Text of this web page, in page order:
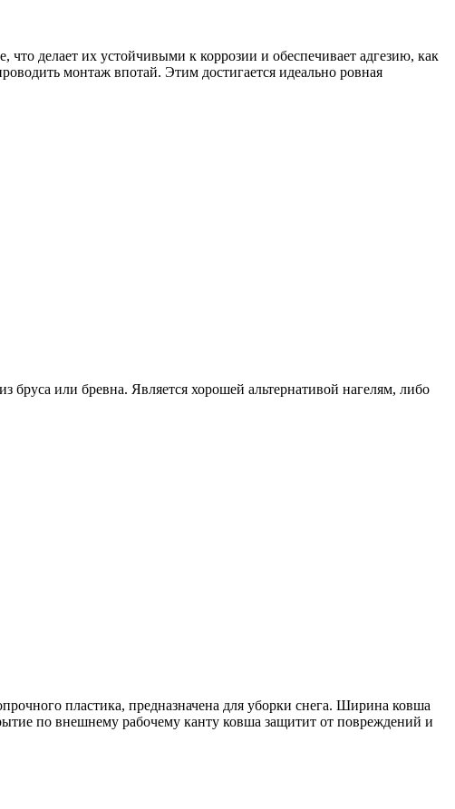
делает их устойчивыми к коррозии и обеспечивает адгезию, как
монтаж впотай. Этим достигается идеально ровная
или бревна. Является хорошей альтернативой нагелям, либо
пластика, предназначена для уборки снега. Ширина ковша
по внешнему рабочему канту ковша защитит от повреждений и